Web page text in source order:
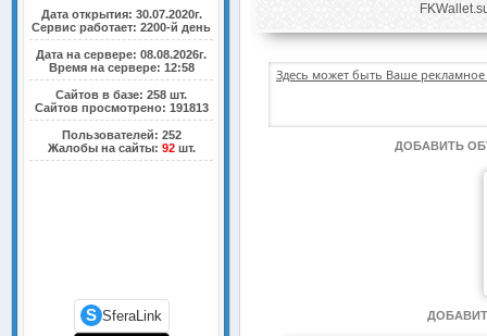
Дата открытия: 30.07.2020г.
Сервис работает: 2200-й день
Дата на сервере: 08.08.2026г.
Время на сервере: 12:58
Сайтов в базе: 258 шт.
Сайтов просмотрено: 191813
Пользователей: 252
Жалобы на сайты: 92шт.
S SferaLink
Здесь может быть Ваше
ДОБАВИТЬ